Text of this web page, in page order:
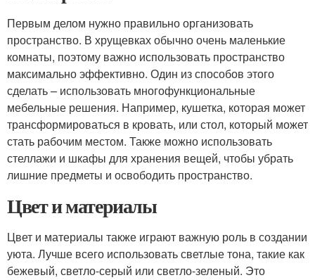
Первым делом нужно правильно организовать
пространство. В хрущевках обычно очень маленькие
комнаты, поэтому важно использовать пространство
максимально эффективно. Один из способов этого
сделать – использовать многофункциональные
мебельные решения. Например, кушетка, которая может
трансформироваться в кровать, или стол, который может
стать рабочим местом. Также можно использовать
стеллажи и шкафы для хранения вещей, чтобы убрать
лишние предметы и освободить пространство.
Цвет и материалы
Цвет и материалы также играют важную роль в создании
уюта. Лучше всего использовать светлые тона, такие как
бежевый, светло-серый или светло-зеленый. Это